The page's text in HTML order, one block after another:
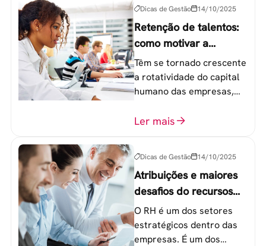
Dicas de Gestão 14/10/2025
Retenção de talentos:
como motivar a
geração Y nas
empresas?
Têm se tornado crescente
a rotatividade do capital
humano das empresas,
colaboradores na faixa de
Ler mais
Dicas de Gestão 14/10/2025
Atribuições e maiores
desafios do recursos
humanos em uma
empresa
O RH é um dos setores
estratégicos dentro das
empresas. É um dos